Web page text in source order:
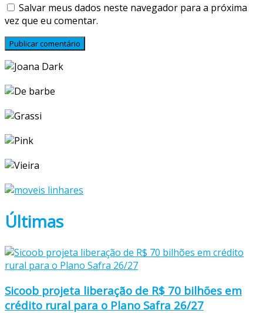
Salvar meus dados neste navegador para a próxima
vez que eu comentar.
Últimas
Sicoob projeta liberação de R$ 70 bilhões em
crédito rural para o Plano Safra 26/27